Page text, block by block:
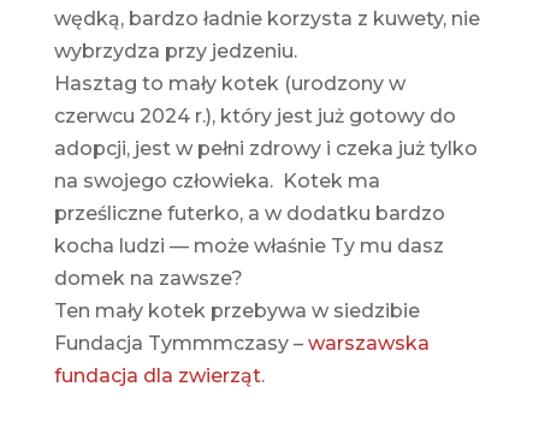
wędką, bardzo ładnie korzysta z kuwety, nie
wybrzydza przy jedzeniu.
Hasztag to mały kotek (urodzony w
czerwcu 2024 r.), który jest już gotowy do
adopcji, jest w pełni zdrowy i czeka już tylko
na swojego człowieka. Kotek ma
prześliczne futerko, a w dodatku bardzo
kocha ludzi — może właśnie Ty mu dasz
domek na zawsze?
Ten mały kotek przebywa w siedzibie
Fundacja Tymmmczasy – warszawska
fundacja dla zwierząt.